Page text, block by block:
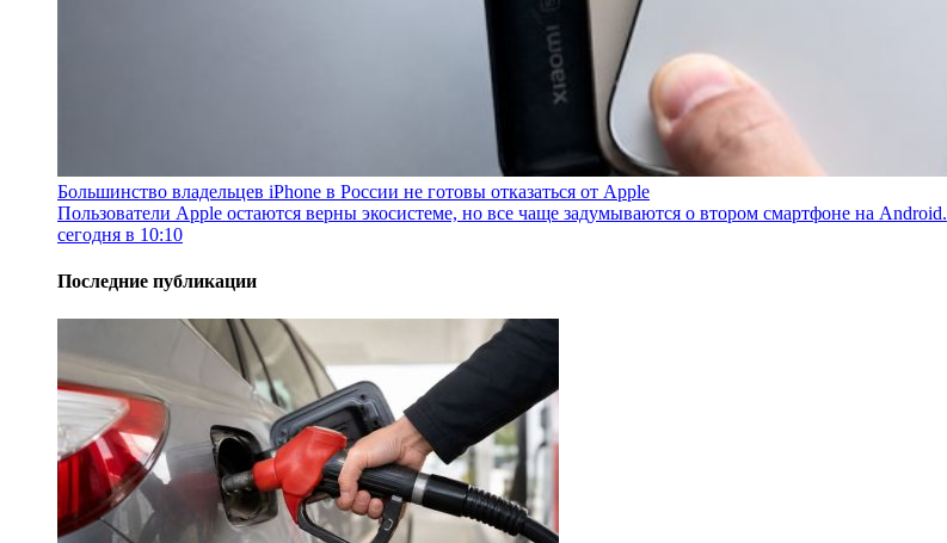
Большинство владельцев iPhone в России не готовы отказаться от Apple
Пользователи Apple остаются верны экосистеме, но все чаще задумываются о втором смартфоне на Android.
сегодня в 10:10
Последние публикации